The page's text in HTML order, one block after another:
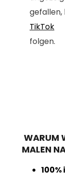
gefallen,
TikTok
folgen.
WARUM
MALEN